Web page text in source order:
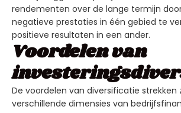
rendementen over de lange termijn
negatieve prestaties in één gebied te
positieve resultaten in een ander.
Voordelen van
De voordelen van diversificatie strekken
verschillende dimensies van